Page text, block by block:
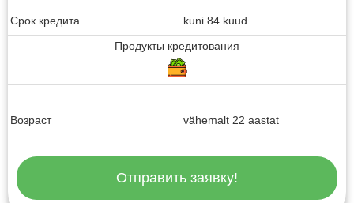
Срок кредита
kuni 84 kuud
Продукты кредитования
Возраст vähemalt 22 aastat
Отправить заявку!